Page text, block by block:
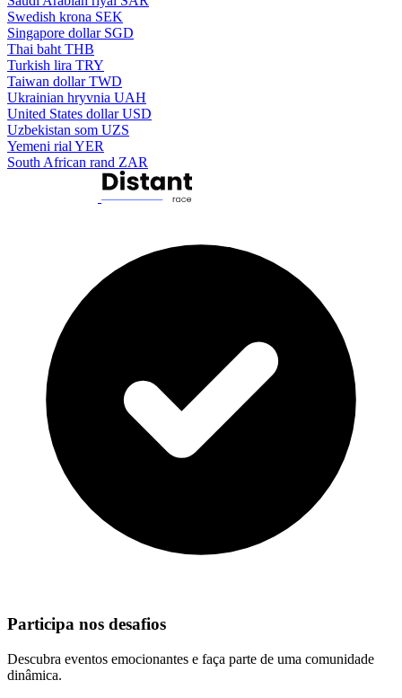
Swedish krona SEK
Singapore dollar SGD
Thai baht THB
Turkish lira TRY
Taiwan dollar TWD
Ukrainian hryvnia UAH
United States dollar USD
Uzbekistan som UZS
Yemeni rial YER
South African rand ZAR
Participa nos desafios
Descubra eventos emocionantes e faça parte de uma comunidade
dinâmica.